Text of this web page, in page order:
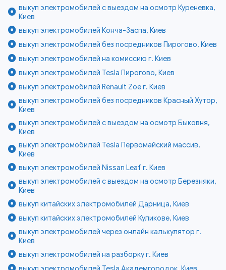
выкуп электромобилей с выездом на осмотр Куреневка,
Киев
выкуп электромобилей Конча-Заспа, Киев
выкуп электромобилей без посредников Пирогово, Киев
выкуп электромобилей на комиссию г. Киев
выкуп электромобилей Tesla Пирогово, Киев
выкуп электромобилей Renault Zoe г. Киев
выкуп электромобилей без посредников Красный Хутор,
Киев
выкуп электромобилей с выездом на осмотр Быковня,
Киев
выкуп электромобилей Tesla Первомайский массив,
Киев
выкуп электромобилей Nissan Leaf г. Киев
выкуп электромобилей с выездом на осмотр Березняки,
Киев
выкуп китайских электромобилей Дарница, Киев
выкуп китайских электромобилей Куликове, Киев
выкуп электромобилей через онлайн калькулятор г.
Киев
выкуп электромобилей на разборку г. Киев